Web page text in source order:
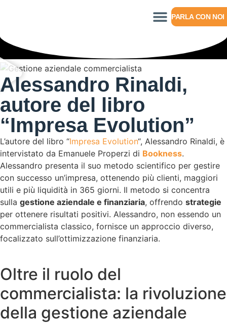
PARLA CON NOI
Alessandro Rinaldi,
autore del libro
“Impresa Evolution”
L’autore del libro “Impresa Evolution“, Alessandro Rinaldi, è
intervistato da Emanuele Properzi di Bookness.
Alessandro presenta il suo metodo scientifico per gestire
con successo un’impresa, ottenendo più clienti, maggiori
utili e più liquidità in 365 giorni. Il metodo si concentra
sulla gestione aziendale e finanziaria, offrendo strategie
per ottenere risultati positivi. Alessandro, non essendo un
commercialista classico, fornisce un approccio diverso,
focalizzato sull’ottimizzazione finanziaria.
Oltre il ruolo del
commercialista: la rivoluzione
della gestione aziendale